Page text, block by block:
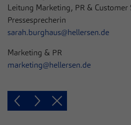
Leitung Marketing, PR & Customer
Pressesprecherin
sarah.burghaus@hellersen.de
Marketing & PR
marketing@hellersen.de